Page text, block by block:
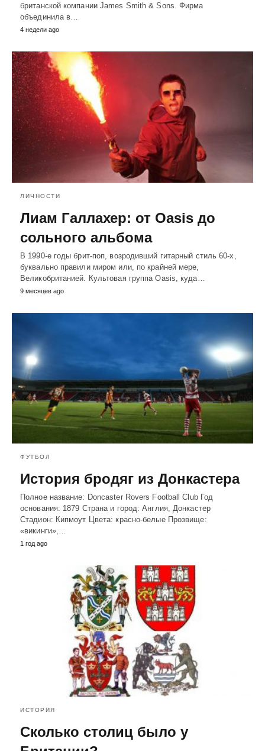
британской компании James Smith & Sons. Фирма
объединила в…
4 недели ago
ЛИЧНОСТИ
Лиам Галлахер: от Oasis до
сольного альбома
В 1990-е годы брит-поп, возродивший гитарный стиль 60-х,
буквально правили миром или, по крайней мере,
Великобританией. Культовая группа Oasis, куда…
9 месяцев ago
ФУТБОЛ
История бродяг из Донкастера
Полное название: Doncaster Rovers Football Club Год
основания: 1879 Страна и город: Англия, Донкастер
Стадион: Кипмоут Цвета: красно-белые Прозвище:
«викинги»,…
1 год ago
ИСТОРИЯ
Сколько столиц было у